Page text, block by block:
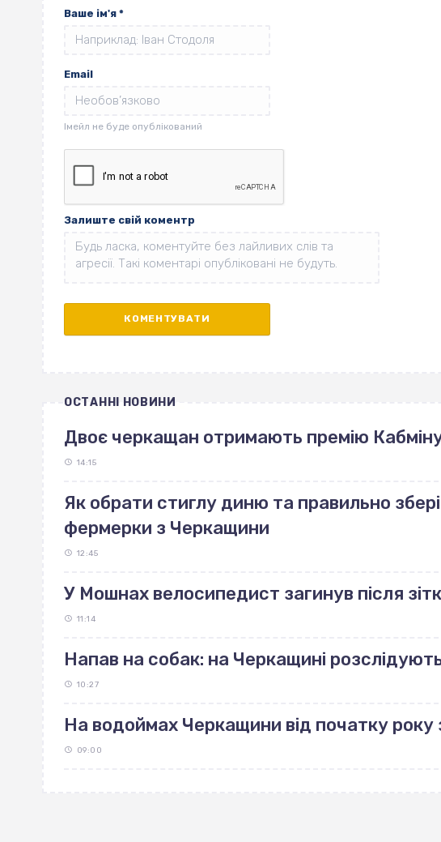
Ваше ім'я *
Email
Залиште свій коментр
ОСТАННІ НОВИНИ
Двоє черкащан отримають премію
14:15
Як обрати стиглу диню та правильно
фермерки з Черкащини
12:45
У Мошнах велосипедист загинув після
11:14
Напав на собак: на Черкащині
10:27
На водоймах Черкащини від початку
09:00